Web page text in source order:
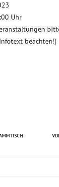
Uhr
beachten!)